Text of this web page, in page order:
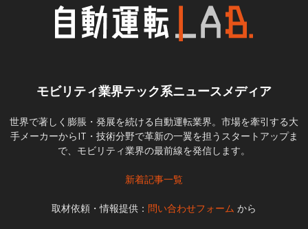
モビリティ業界テック系ニュースメディア
世界で著しく膨脹・発展を続ける自動運転業界。市場を牽引する大
手メーカーからIT・技術分野で革新の一翼を担うスタートアップま
で、モビリティ業界の最前線を発信します。
新着記事一覧
取材依頼・情報提供： 問い合わせフォーム から